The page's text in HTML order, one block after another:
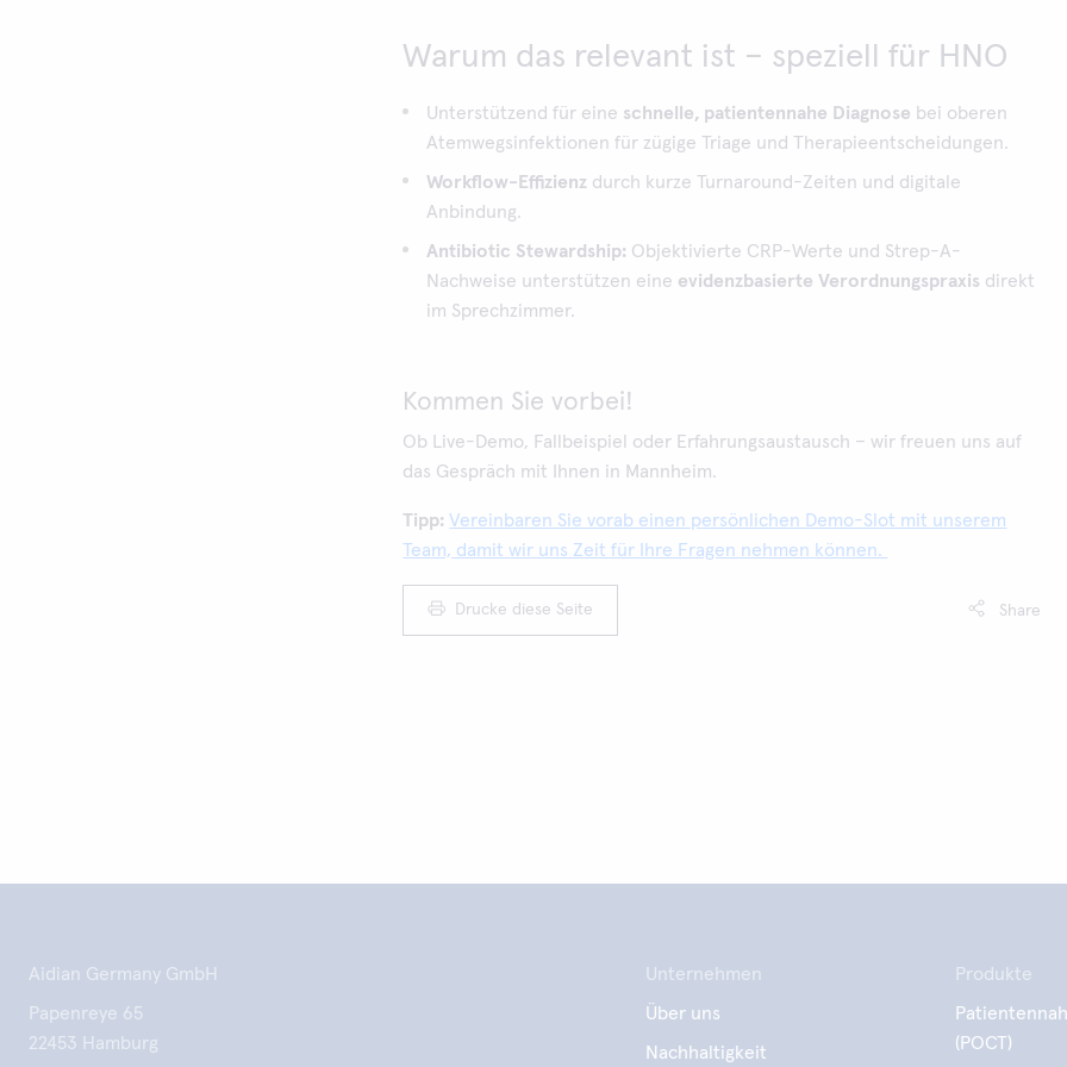
Warum das relevant ist – speziell für HNO
Unterstützend für eine schnelle, patientennahe Diagnose bei oberen
Atemwegsinfektionen für zügige Triage und Therapieentscheidungen.
Workflow-Effizienz durch kurze Turnaround-Zeiten und digitale
Anbindung.
Antibiotic Stewardship: Objektivierte CRP-Werte und Strep-A-
Nachweise unterstützen eine evidenzbasierte Verordnungspraxis direkt
im Sprechzimmer.
Kommen Sie vorbei!
Ob Live-Demo, Fallbeispiel oder Erfahrungsaustausch – wir freuen uns auf
das Gespräch mit Ihnen in Mannheim.
Tipp: Vereinbaren Sie vorab einen persönlichen Demo-Slot mit unserem
Team, damit wir uns Zeit für Ihre Fragen nehmen können.
Drucke diese Seite Share
Aidian Germany GmbH
Papenreye 65
22453 Hamburg
Unternehmen
Über uns
Nachhaltigkeit
Produkte
(POCT)